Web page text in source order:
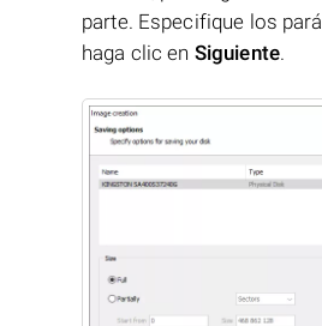
parte. Especifique los
haga clic en Siguiente.